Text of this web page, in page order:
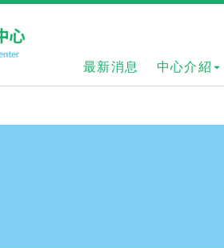
最新消息 中心介紹